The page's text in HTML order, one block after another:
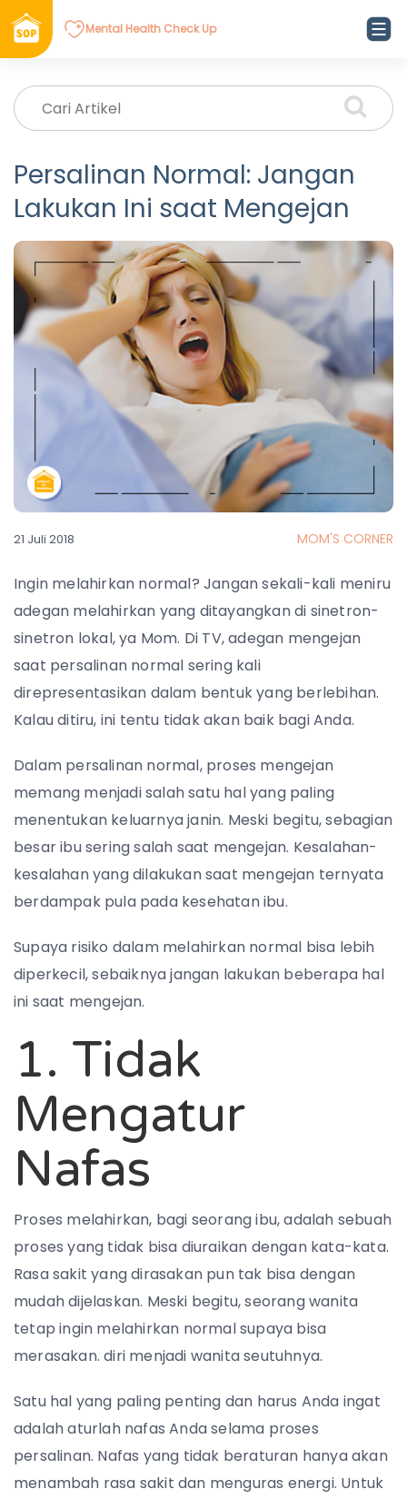
Mental Health Check Up
Persalinan Normal: Jangan
Lakukan Ini saat Mengejan
21 Juli 2018 MOM'S CORNER
Ingin melahirkan normal? Jangan sekali-kali meniru
adegan melahirkan yang ditayangkan di sinetron-
sinetron lokal, ya Mom. Di TV, adegan mengejan
saat persalinan normal sering kali
direpresentasikan dalam bentuk yang berlebihan.
Kalau ditiru, ini tentu tidak akan baik bagi Anda.
Dalam persalinan normal, proses mengejan
memang menjadi salah satu hal yang paling
menentukan keluarnya janin. Meski begitu, sebagian
besar ibu sering salah saat mengejan. Kesalahan-
kesalahan yang dilakukan saat mengejan ternyata
berdampak pula pada kesehatan ibu.
Supaya risiko dalam melahirkan normal bisa lebih
diperkecil, sebaiknya jangan lakukan beberapa hal
ini saat mengejan.
1. Tidak
Mengatur
Nafas
Proses melahirkan, bagi seorang ibu, adalah sebuah
proses yang tidak bisa diuraikan dengan kata-kata.
Rasa sakit yang dirasakan pun tak bisa dengan
mudah dijelaskan. Meski begitu, seorang wanita
tetap ingin melahirkan normal supaya bisa
merasakan. diri menjadi wanita seutuhnya.
Satu hal yang paling penting dan harus Anda ingat
adalah aturlah nafas Anda selama proses
persalinan. Nafas yang tidak beraturan hanya akan
menambah rasa sakit dan menguras energi. Untuk